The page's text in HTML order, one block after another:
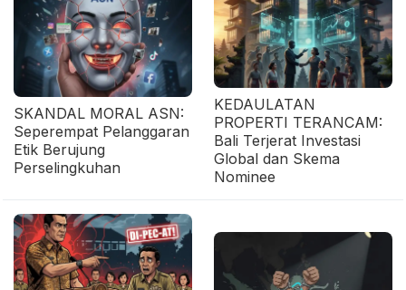
SKANDAL MORAL ASN:
Seperempat Pelanggaran
Etik Berujung
Perselingkuhan
KEDAULATAN
PROPERTI TERANCAM:
Bali Terjerat Investasi
Global dan Skema
Nominee